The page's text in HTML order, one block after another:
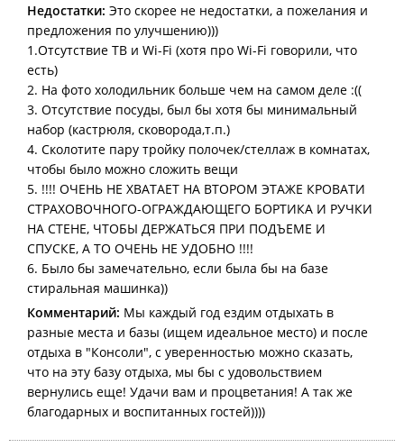
Недостатки: Это скорее не недостатки, а пожелания и
предложения по улучшению)))
1.Отсутствие ТВ и Wi-Fi (хотя про Wi-Fi говорили, что
есть)
2. На фото холодильник больше чем на самом деле :((
3. Отсутствие посуды, был бы хотя бы минимальный
набор (кастрюля, сковорода,т.п.)
4. Сколотите пару тройку полочек/стеллаж в комнатах,
чтобы было можно сложить вещи
5. !!!! ОЧЕНЬ НЕ ХВАТАЕТ НА ВТОРОМ ЭТАЖЕ КРОВАТИ
СТРАХОВОЧНОГО-ОГРАЖДАЮЩЕГО БОРТИКА И РУЧКИ
НА СТЕНЕ, ЧТОБЫ ДЕРЖАТЬСЯ ПРИ ПОДЪЕМЕ И
СПУСКЕ, А ТО ОЧЕНЬ НЕ УДОБНО !!!!
6. Было бы замечательно, если была бы на базе
стиральная машинка))
Комментарий: Мы каждый год ездим отдыхать в
разные места и базы (ищем идеальное место) и после
отдыха в "Консоли", с уверенностью можно сказать,
что на эту базу отдыха, мы бы с удовольствием
вернулись еще! Удачи вам и процветания! А так же
благодарных и воспитанных гостей))))